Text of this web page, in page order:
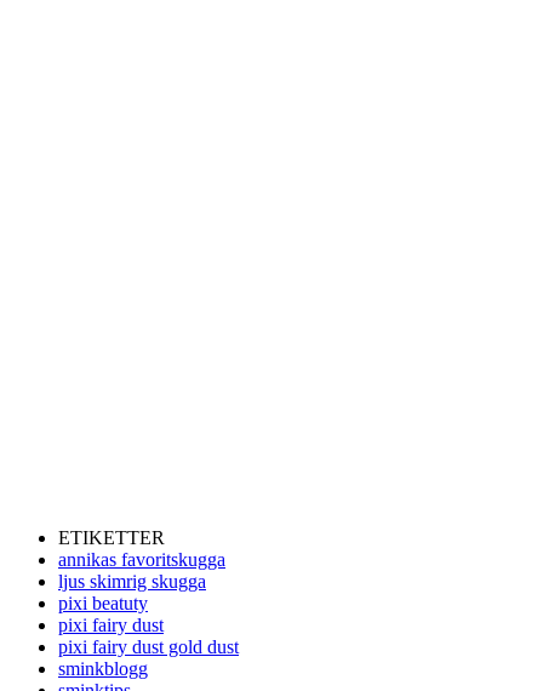
ETIKETTER
annikas favoritskugga
ljus skimrig skugga
pixi beatuty
pixi fairy dust
pixi fairy dust gold dust
sminkblogg